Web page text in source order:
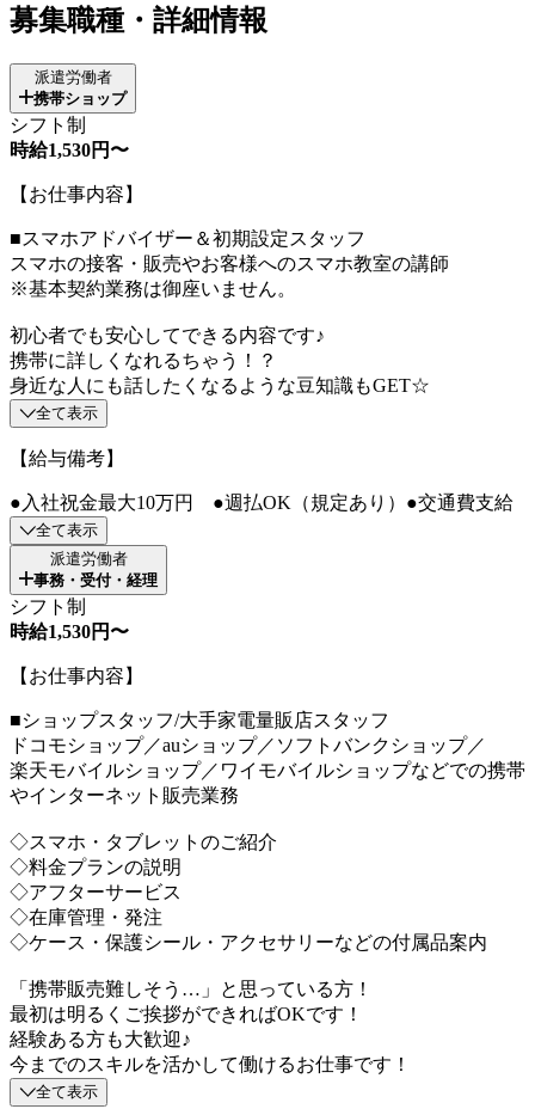
募集職種・詳細情報
派遣労働者
携帯ショップ
シフト制
時給1,530円〜
【お仕事内容】
■スマホアドバイザー＆初期設定スタッフ
スマホの接客・販売やお客様へのスマホ教室の講師
※基本契約業務は御座いません。
初心者でも安心してできる内容です♪
携帯に詳しくなれるちゃう！？
身近な人にも話したくなるような豆知識もGET☆
全て表示
【給与備考】
●入社祝金最大10万円 ●週払OK（規定あり）●交通費支給
全て表示
派遣労働者
事務・受付・経理
シフト制
時給1,530円〜
【お仕事内容】
■ショップスタッフ/大手家電量販店スタッフ
ドコモショップ／auショップ／ソフトバンクショップ／
楽天モバイルショップ／ワイモバイルショップなどでの携帯
やインターネット販売業務
◇スマホ・タブレットのご紹介
◇料金プランの説明
◇アフターサービス
◇在庫管理・発注
◇ケース・保護シール・アクセサリーなどの付属品案内
「携帯販売難しそう…」と思っている方！
最初は明るくご挨拶ができればOKです！
経験ある方も大歓迎♪
今までのスキルを活かして働けるお仕事です！
全て表示